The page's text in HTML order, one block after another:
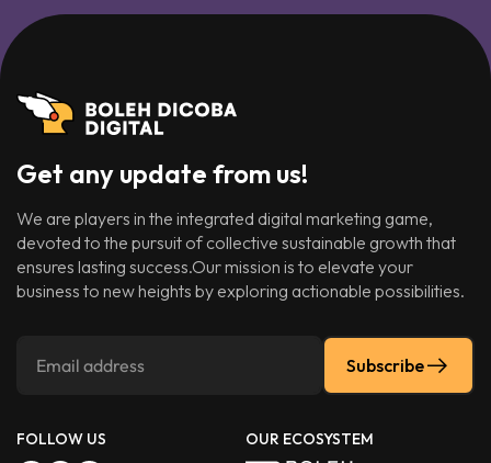
Get any update from us!
We are players in the integrated digital marketing game,
devoted to the pursuit of collective sustainable growth that
ensures lasting success.Our mission is to elevate your
business to new heights by exploring actionable possibilities.
Subscribe
FOLLOW US OUR ECOSYSTEM